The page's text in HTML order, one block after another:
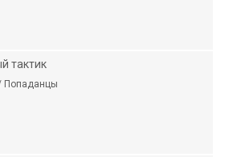
тактик
Попаданцы